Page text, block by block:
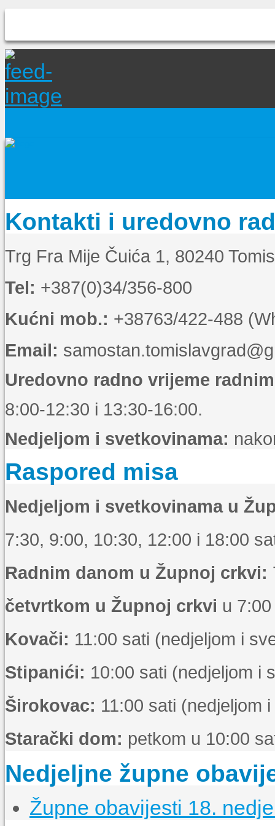
Kontakti i uredovno
Trg Fra Mije Čuića 1, 80240
Tel: +387(0)34/356-800
Kućni mob.: +38763/422-488
Email:
Uredovno radno vrijeme
8:00-12:30 i 13:30-16:00.
Nedjeljom i svetkovinama:
Raspored misa
Nedjeljom i svetkovinama u
7:30, 9:00, 10:30, 12:00 i 18:00
Radnim danom u Župnoj crkvi:
četvrtkom u Župnoj crkvi u
Kovači: 11:00 sati (nedjeljom i
Stipanići: 10:00 sati (nedjeljom i
Širokovac: 11:00 sati (nedjeljom
Starački dom: petkom u 10:00
Nedjeljne župne
Župne obavijesti 18.